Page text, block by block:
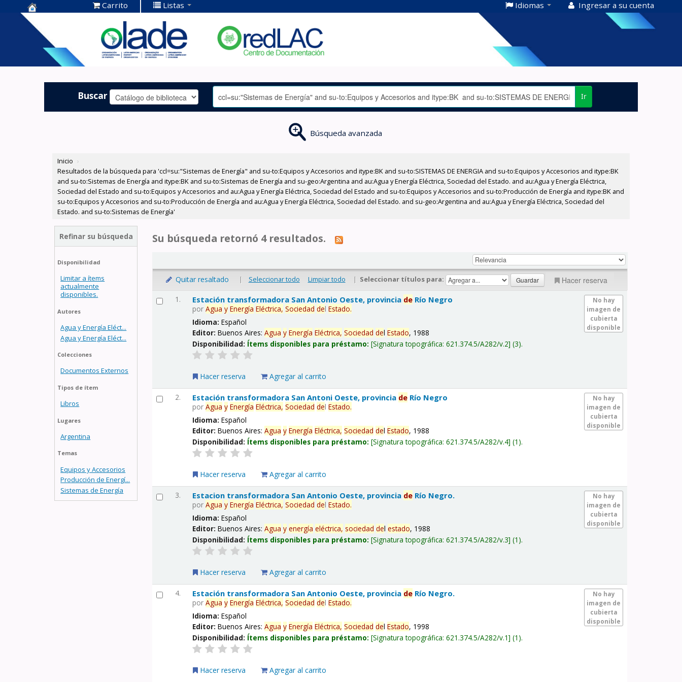
Centro de
Documentación
OLADE -
Carrito Listas Idiomas Ingresar a su cuenta
Buscar Ir
Búsqueda avanzada
Inicio ›
Resultados de la búsqueda para 'ccl=su:"Sistemas de Energía" and su-to:Equipos y Accesorios and itype:BK and su-to:SISTEMAS DE ENERGIA and su-to:Equipos y Accesorios and itype:BK
and su-to:Sistemas de Energía and itype:BK and su-to:Sistemas de Energía and su-geo:Argentina and au:Agua y Energía Eléctrica, Sociedad del Estado. and au:Agua y Energía Eléctrica,
Sociedad del Estado and su-to:Equipos y Accesorios and au:Agua y Energía Eléctrica, Sociedad del Estado and su-to:Equipos y Accesorios and su-to:Producción de Energía and itype:BK and
su-to:Equipos y Accesorios and su-to:Producción de Energía and au:Agua y Energía Eléctrica, Sociedad del Estado. and su-geo:Argentina and au:Agua y Energía Eléctrica, Sociedad del
Estado. and su-to:Sistemas de Energía'
Refinar su búsqueda
Disponibilidad
Limitar a ítems
actualmente
disponibles.
Autores
Agua y Energía Eléct...
Agua y Energía Eléct...
Colecciones
Documentos Externos
Tipos de ítem
Libros
Lugares
Argentina
Temas
Equipos y Accesorios
Producción de Energí...
Sistemas de Energía
Su búsqueda retornó 4 resultados.
Quitar resaltado | Seleccionar todo Limpiar todo | Seleccionar títulos para: Hacer reserva
1.
No hay
imagen de
cubierta
disponible
Estación transformadora San Antonio Oeste, provincia de Río Negro
porAgua y Energía Eléctrica, Sociedad delEstado.
Idioma:Español
Editor:Buenos Aires:Agua y Energía Eléctrica, Sociedad delEstado, 1988
Disponibilidad: Ítems disponibles para préstamo: Signatura topográfica:621.374.5/A282/v.2 (3).
Hacer reserva Agregar al carrito
2.
No hay
imagen de
cubierta
disponible
Estación transformadora San Antoni Oeste, provincia de Río Negro
porAgua y Energía Eléctrica, Sociedad delEstado.
Idioma:Español
Editor:Buenos Aires:Agua y Energía Eléctrica, Sociedad delEstado, 1988
Disponibilidad: Ítems disponibles para préstamo: Signatura topográfica:621.374.5/A282/v.4 (1).
Hacer reserva Agregar al carrito
3.
No hay
imagen de
cubierta
disponible
Estacion transformadora San Antonio Oeste, provincia de Río Negro.
porAgua y Energía Eléctrica, Sociedad delEstado.
Idioma:Español
Editor:Buenos Aires:Agua y energía eléctrica, sociedad delestado, 1988
Disponibilidad: Ítems disponibles para préstamo: Signatura topográfica:621.374.5/A282/v.3 (1).
Hacer reserva Agregar al carrito
4.
No hay
imagen de
cubierta
disponible
Estación transformadora San Antonio Oeste, provincia de Río Negro.
porAgua y Energía Eléctrica, Sociedad delEstado.
Idioma:Español
Editor:Buenos Aires:Agua y Energía Eléctrica, Sociedad delEstado, 1998
Disponibilidad: Ítems disponibles para préstamo: Signatura topográfica:621.374.5/A282/v.1 (1).
Hacer reserva Agregar al carrito